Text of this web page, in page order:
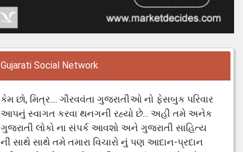
Gujarati Social Network
કેમ છો, મિત્ર.... ગૌરવવંતા ગુજરાતીઓ નો ફેસબુક પરિવાર
આપનું સ્વાગત કરવા થનગની રહ્યો છે... અહી તમે અનેક
ગુજરાતી લોકો ના સંપર્ક આવશો અને ગુજરાતી સાહિત્ય
ની સાથે સાથે તમે તમારા વિચારો નું પણ આદાન-પ્રદાન